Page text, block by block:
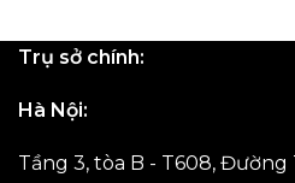
Trụ sở chính:
Hà Nội:
Tầng 3, tòa B - T608,